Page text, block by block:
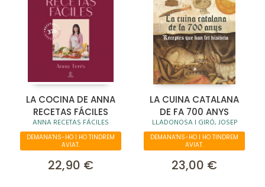
LA COCINA DE ANNA
RECETAS FÁCILES
ANNA RECETAS FÁCILES
DEMANA'NS-HO I HO TINDREM
AVIAT.
22,90 €
LA CUINA CATALANA
DE FA 700 ANYS
LLADONOSA I GIRÓ, JOSEP
DEMANA'NS-HO I HO TINDREM
AVIAT.
23,00 €